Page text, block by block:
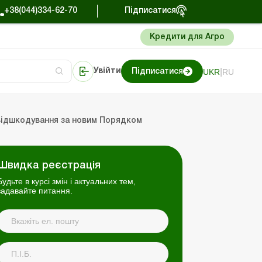
+38(044)334-62-70 Підписатися
Кредити для Агро
Увійти Підписатися UKR RU
за новим Порядком
реєстрація
в курсі змін і актуальних тем,
питання.